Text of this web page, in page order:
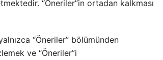
“Öneriler”in ortadan kalkması
“Öneriler” bölümünden
ve “Öneriler”i